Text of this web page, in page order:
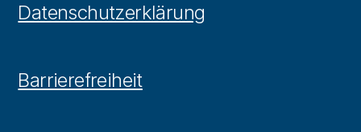
Datenschutzerklärung
Barrierefreiheit